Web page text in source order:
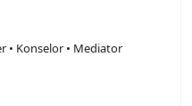
• Konselor • Mediator